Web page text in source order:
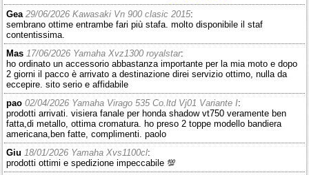
Gea 29/06/2026 Kawasaki Vn 900 clasic 2015:
sembrano ottime entrambe fari più stafa. molto disponibile il staf
contentissima.
Mas 17/06/2026 Yamaha Xvz1300 royalstar:
ho ordinato un accessorio abbastanza importante per la mia moto e dopo
2 giorni il pacco è arrivato a destinazione direi servizio ottimo, nulla da
eccepire. sito serio e affidabile
pao 02/04/2026 Yamaha Virago 535 Co.ltd Vj01 Variante I:
prodotti arrivati. visiera fanale per honda shadow vt750 veramente ben
fatta,di metallo, ottima cromatura. ho preso 2 toppe modello bandiera
americana,ben fatte, complimenti. paolo
Giu 18/01/2026 Yamaha Xvs1100cl:
prodotti ottimi e spedizione impeccabile 💯